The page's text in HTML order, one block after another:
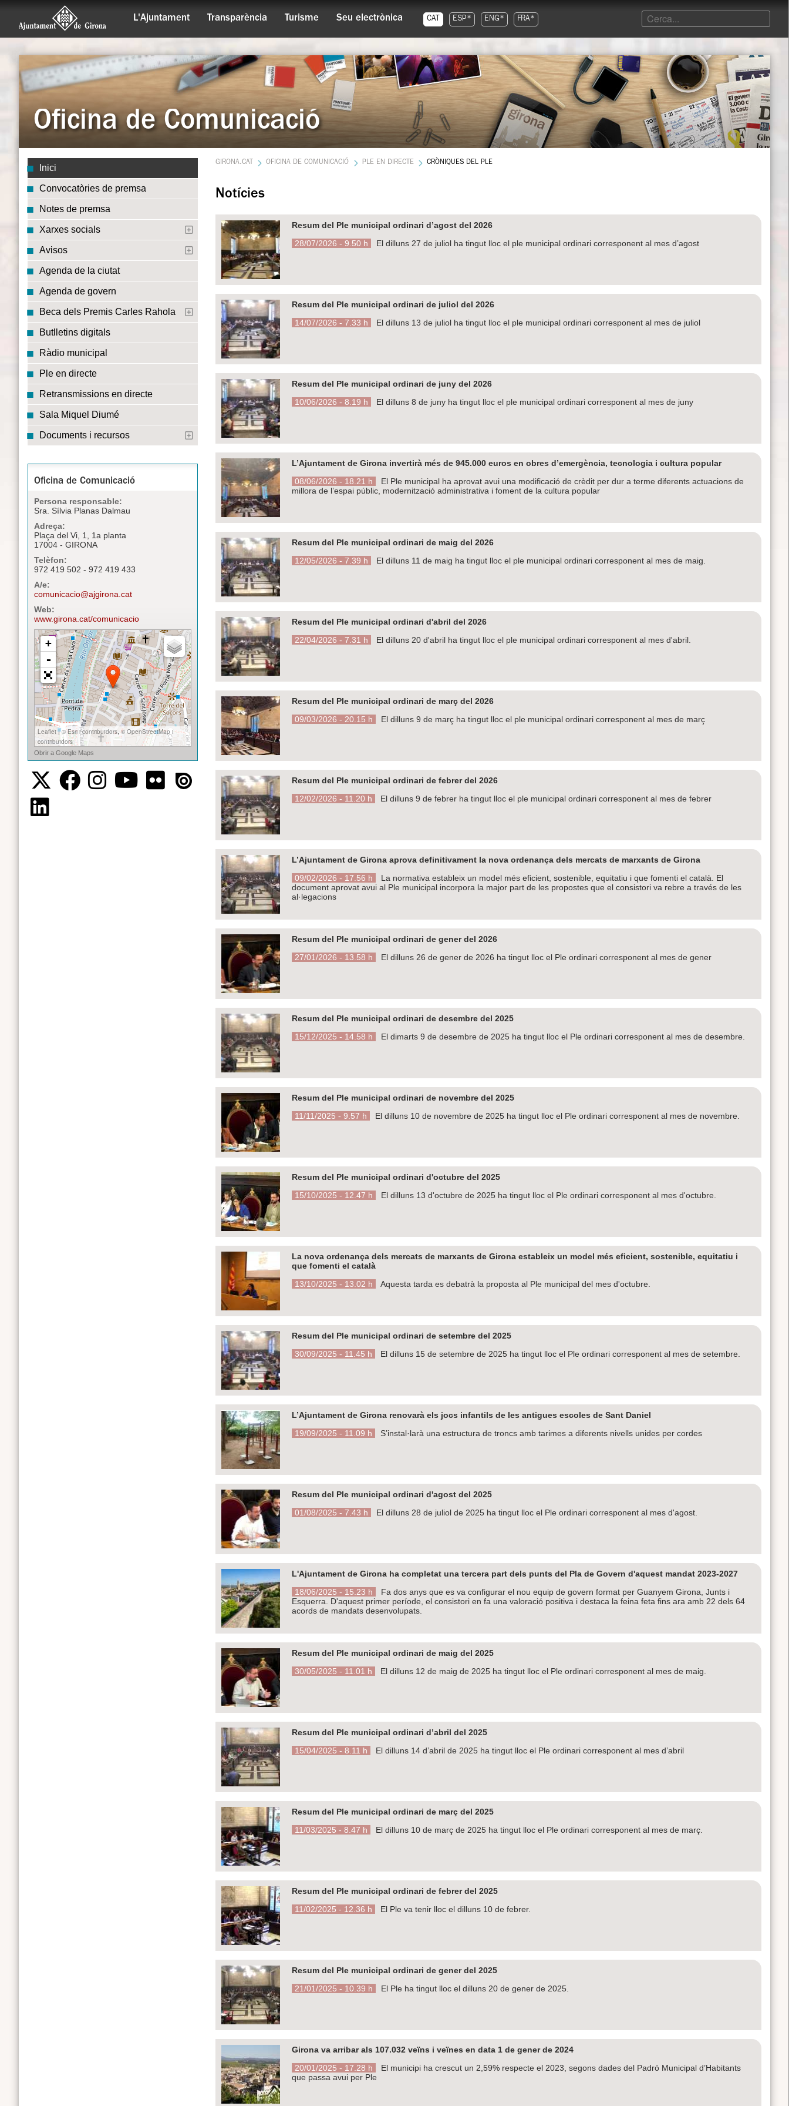
L'Ajuntament Transparència Turisme Seu electrònica CAT ESP* ENG* FRA*
Oficina de Comunicació
Inici
Convocatòries de premsa
Notes de premsa
Xarxes socials
Avisos
Agenda de la ciutat
Agenda de govern
Beca dels Premis Carles Rahola
Butlletins digitals
Ràdio municipal
Ple en directe
Retransmissions en directe
Sala Miquel Diumé
Documents i recursos
Oficina de Comunicació
Persona responsable:
Sra. Sílvia Planas Dalmau
Adreça:
Plaça del Vi, 1, 1a planta
17004 - GIRONA
Telèfon:
972 419 502 - 972 419 433
A/e:
comunicacio@ajgirona.cat
Web:
www.girona.cat/comunicacio
GIRONA.CAT OFICINA DE COMUNICACIÓ PLE EN DIRECTE CRÒNIQUES DEL PLE
Notícies
Resum del Ple municipal ordinari d’agost del 2026
28/07/2026 - 9.50 h
El dilluns 27 de juliol ha tingut lloc el ple municipal ordinari corresponent al mes d’agost
Resum del Ple municipal ordinari de juliol del 2026
14/07/2026 - 7.33 h
El dilluns 13 de juliol ha tingut lloc el ple municipal ordinari corresponent al mes de juliol
Resum del Ple municipal ordinari de juny del 2026
10/06/2026 - 8.19 h
El dilluns 8 de juny ha tingut lloc el ple municipal ordinari corresponent al mes de juny
L’Ajuntament de Girona invertirà més de 945.000 euros en obres d’emergència, tecnologia i cultura popular
08/06/2026 - 18.21 h
El Ple municipal ha aprovat avui una modificació de crèdit per dur a terme diferents actuacions de
millora de l’espai públic, modernització administrativa i foment de la cultura popular
Resum del Ple municipal ordinari de maig del 2026
12/05/2026 - 7.39 h
El dilluns 11 de maig ha tingut lloc el ple municipal ordinari corresponent al mes de maig.
Resum del Ple municipal ordinari d'abril del 2026
22/04/2026 - 7.31 h
El dilluns 20 d'abril ha tingut lloc el ple municipal ordinari corresponent al mes d'abril.
Resum del Ple municipal ordinari de març del 2026
09/03/2026 - 20.15 h
El dilluns 9 de març ha tingut lloc el ple municipal ordinari corresponent al mes de març
Resum del Ple municipal ordinari de febrer del 2026
12/02/2026 - 11.20 h
El dilluns 9 de febrer ha tingut lloc el ple municipal ordinari corresponent al mes de febrer
L’Ajuntament de Girona aprova definitivament la nova ordenança dels mercats de marxants de Girona
09/02/2026 - 17.56 h
La normativa estableix un model més eficient, sostenible, equitatiu i que fomenti el català. El
document aprovat avui al Ple municipal incorpora la major part de les propostes que el consistori va rebre a través de les
al·legacions
Resum del Ple municipal ordinari de gener del 2026
27/01/2026 - 13.58 h
El dilluns 26 de gener de 2026 ha tingut lloc el Ple ordinari corresponent al mes de gener
Resum del Ple municipal ordinari de desembre del 2025
15/12/2025 - 14.58 h
El dimarts 9 de desembre de 2025 ha tingut lloc el Ple ordinari corresponent al mes de desembre.
Resum del Ple municipal ordinari de novembre del 2025
11/11/2025 - 9.57 h
El dilluns 10 de novembre de 2025 ha tingut lloc el Ple ordinari corresponent al mes de novembre.
Resum del Ple municipal ordinari d'octubre del 2025
15/10/2025 - 12.47 h
El dilluns 13 d'octubre de 2025 ha tingut lloc el Ple ordinari corresponent al mes d'octubre.
La nova ordenança dels mercats de marxants de Girona estableix un model més eficient, sostenible, equitatiu i
que fomenti el català
13/10/2025 - 13.02 h
Aquesta tarda es debatrà la proposta al Ple municipal del mes d'octubre.
Resum del Ple municipal ordinari de setembre del 2025
30/09/2025 - 11.45 h
El dilluns 15 de setembre de 2025 ha tingut lloc el Ple ordinari corresponent al mes de setembre.
L’Ajuntament de Girona renovarà els jocs infantils de les antigues escoles de Sant Daniel
19/09/2025 - 11.09 h
S’instal·larà una estructura de troncs amb tarimes a diferents nivells unides per cordes
Resum del Ple municipal ordinari d'agost del 2025
01/08/2025 - 7.43 h
El dilluns 28 de juliol de 2025 ha tingut lloc el Ple ordinari corresponent al mes d'agost.
L'Ajuntament de Girona ha completat una tercera part dels punts del Pla de Govern d'aquest mandat 2023-2027
18/06/2025 - 15.23 h
Fa dos anys que es va configurar el nou equip de govern format per Guanyem Girona, Junts i
Esquerra. D'aquest primer període, el consistori en fa una valoració positiva i destaca la feina feta fins ara amb 22 dels 64
acords de mandats desenvolupats.
Resum del Ple municipal ordinari de maig del 2025
30/05/2025 - 11.01 h
El dilluns 12 de maig de 2025 ha tingut lloc el Ple ordinari corresponent al mes de maig.
Resum del Ple municipal ordinari d’abril del 2025
15/04/2025 - 8.11 h
El dilluns 14 d’abril de 2025 ha tingut lloc el Ple ordinari corresponent al mes d’abril
Resum del Ple municipal ordinari de març del 2025
11/03/2025 - 8.47 h
El dilluns 10 de març de 2025 ha tingut lloc el Ple ordinari corresponent al mes de març.
Resum del Ple municipal ordinari de febrer del 2025
11/02/2025 - 12.36 h
El Ple va tenir lloc el dilluns 10 de febrer.
Resum del Ple municipal ordinari de gener del 2025
21/01/2025 - 10.39 h
El Ple ha tingut lloc el dilluns 20 de gener de 2025.
Girona va arribar als 107.032 veïns i veïnes en data 1 de gener de 2024
20/01/2025 - 17.28 h
El municipi ha crescut un 2,59% respecte el 2023, segons dades del Padró Municipal d’Habitants
que passa avui per Ple